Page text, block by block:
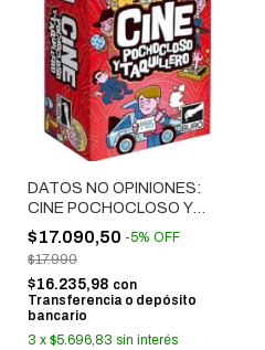
DATOS NO OPINIONES:
CINE POCHOCLOSO Y
TAQUILLERO
$17.090,50 -5% OFF
$17.990
$16.235,98 con
Transferencia o depósito
bancario
3 x $5.696,83 sin interés